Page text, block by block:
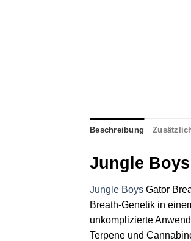
Beschreibung
Jungle
Jungle Boys Gator
Breath‑Genetik in
unkomplizierte
Terpene und